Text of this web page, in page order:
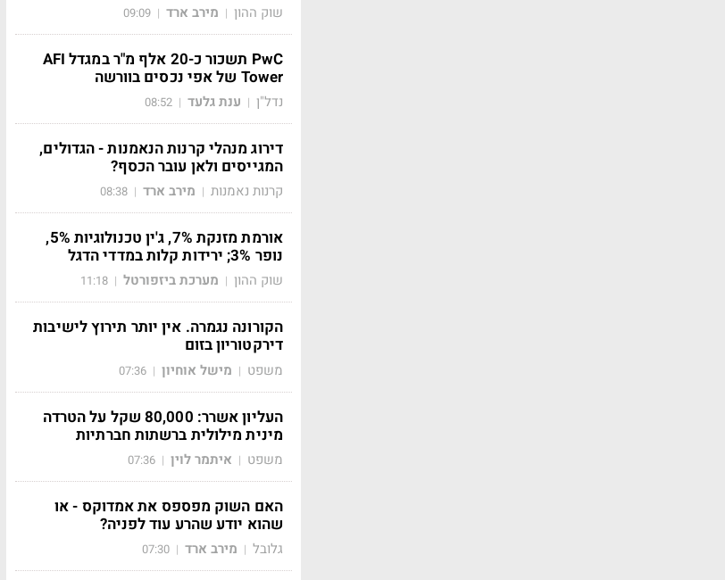
שוק ההון | מירב ארד |
09:09
PwC תשכור כ-20 אלף מ"ר במגדל AFI
Tower של אפי נכסים בוורשה
נדל"ן | ענת גלעד |
08:52
דירוג מנהלי קרנות הנאמנות - הגדולים,
המגייסים ולאן עובר הכסף?
קרנות נאמנות | מירב ארד |
08:38
אורמת מזנקת 7%, ג'ין טכנולוגיות 5%,
נופר 3%; ירידות קלות במדדי הדגל
שוק ההון | מערכת ביזפורטל |
11:18
הקורונה נגמרה. אין יותר תירוץ לישיבות
דירקטוריון בזום
משפט | מישל אוחיון |
07:36
העליון אשרר: 80,000 שקל על הטרדה
מינית מילולית ברשתות חברתיות
משפט | איתמר לוין |
07:36
האם השוק מפספס את אמדוקס - או
שהוא יודע שהרע עוד לפניה?
גלובל | מירב ארד |
07:30